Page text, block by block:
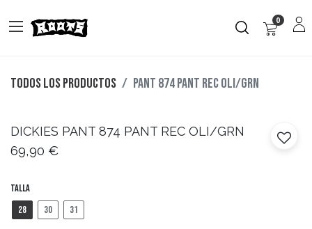
0
Todos los productos PANT 874 PANT REC OLI/GRN
DICKIES PANT 874 PANT REC OLI/GRN
69,90 €
Talla
28
30 31